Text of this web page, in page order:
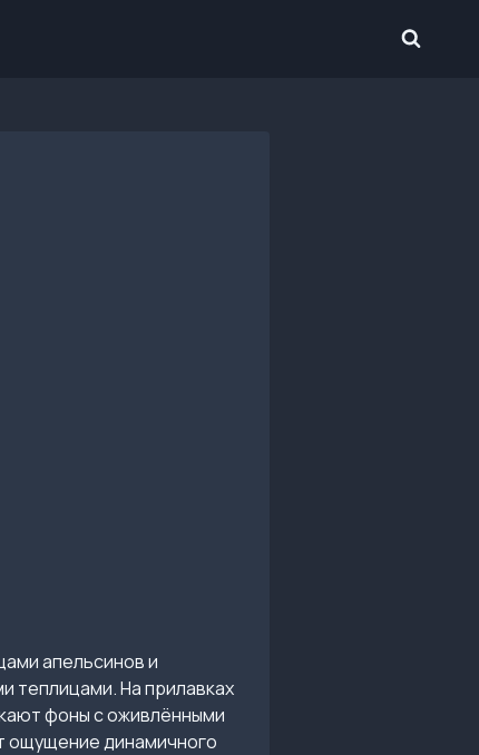
апельсинов и
теплицами. На прилавках
фоны с оживлёнными
ощущение динамичного